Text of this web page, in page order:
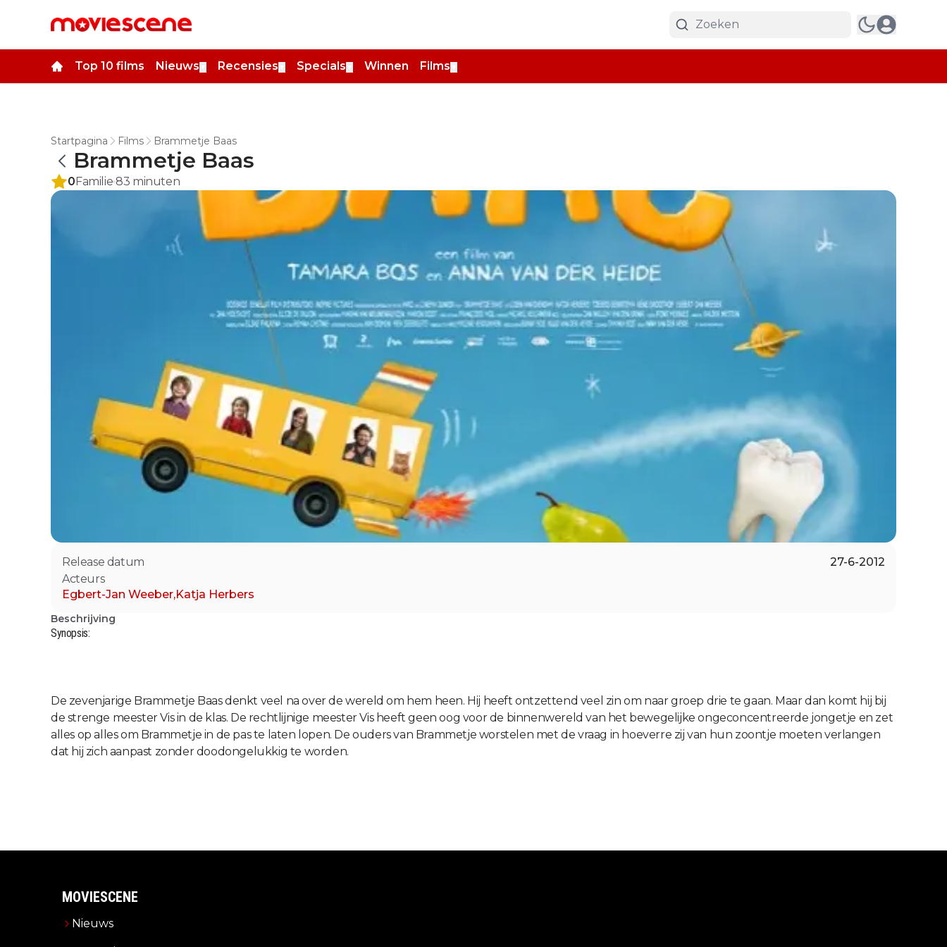
Top 10 films Nieuws Recensies Specials Winnen Films
Startpagina Films Brammetje Baas
Brammetje Baas
0Familie 83 minuten
Release datum
27-6-2012
Acteurs
Egbert-Jan Weeber,Katja Herbers
Beschrijving
Synopsis:
De zevenjarige Brammetje Baas denkt veel na over de wereld om hem heen. Hij heeft ontzettend veel zin om naar groep drie te gaan. Maar dan komt hij bij
de strenge meester Vis in de klas. De rechtlijnige meester Vis heeft geen oog voor de binnenwereld van het bewegelijke ongeconcentreerde jongetje en zet
alles op alles om Brammetje in de pas te laten lopen. De ouders van Brammetje worstelen met de vraag in hoeverre zij van hun zoontje moeten verlangen
dat hij zich aanpast zonder doodongelukkig te worden.
MOVIESCENE
Nieuws